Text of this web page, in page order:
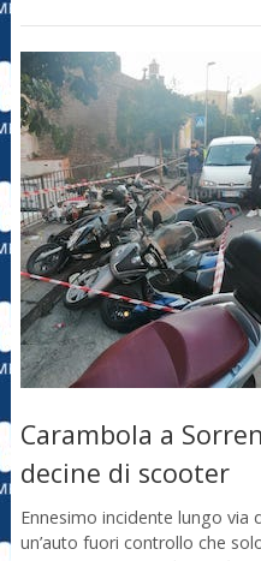
Carambola a
decine di scooter
Ennesimo incidente lungo via
un’auto fuori controllo che